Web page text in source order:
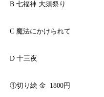
B 七福神 大須祭り
C 魔法にかけられて
D 十三夜
①切り絵 金 1800円